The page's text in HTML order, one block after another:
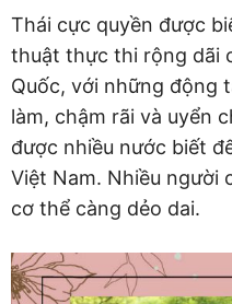
Thái cực quyền được
thuật thực thi rộng dãi
Quốc, với những động
làm, chậm rãi và uyển
được nhiều nước biết
Việt Nam. Nhiều người
cơ thể càng dẻo dai.